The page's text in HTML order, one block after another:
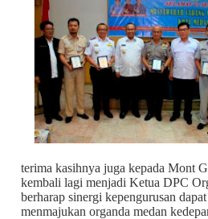
terima kasihnya juga kepada Mont
kembali lagi menjadi Ketua DPC
berharap sinergi kepengurusan
menmajukan organda medan